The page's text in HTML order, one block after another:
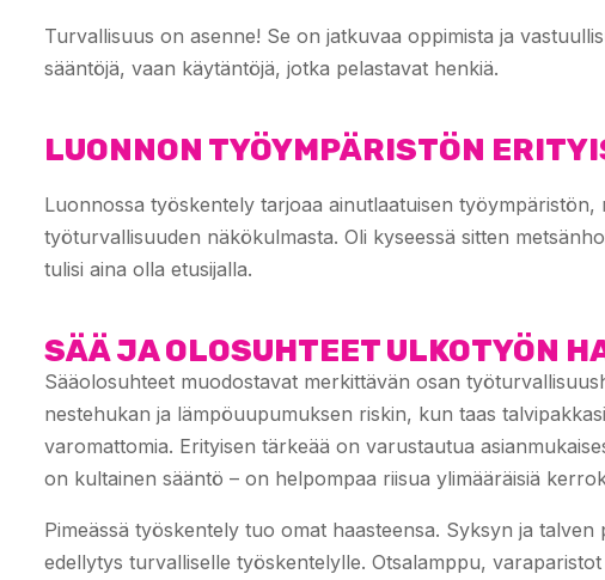
Turvallisuus on asenne! Se on jatkuvaa oppimista ja
sääntöjä, vaan käytäntöjä, jotka pelastavat henkiä.
LUONNON TYÖYMPÄRISTÖN
Luonnossa työskentely tarjoaa ainutlaatuisen
työturvallisuuden näkökulmasta. Oli kyseessä sitten
tulisi aina olla etusijalla.
SÄÄ JA OLOSUHTEET ULKOTYÖN
Sääolosuhteet muodostavat merkittävän osan
nestehukan ja lämpöuupumuksen riskin, kun taas
varomattomia. Erityisen tärkeää on varustautua
on kultainen sääntö – on helpompaa riisua ylimääräisiä
Pimeässä työskentely tuo omat haasteensa. Syksyn ja
edellytys turvalliselle työskentelylle. Otsalamppu,